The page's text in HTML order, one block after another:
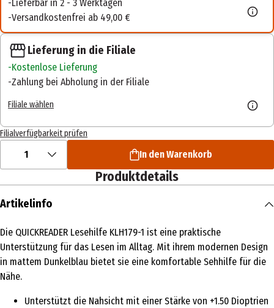
Lieferbar in 2 - 3 Werktagen
Versandkostenfrei ab 49,00 €
Lieferung in die Filiale
Kostenlose Lieferung
Zahlung bei Abholung in der Filiale
Filiale wählen
Filialverfügbarkeit prüfen
1 In den Warenkorb
Produktdetails
Artikelinfo
Die QUICKREADER Lesehilfe KLH179-1 ist eine praktische
Unterstützung für das Lesen im Alltag. Mit ihrem modernen Design
in mattem Dunkelblau bietet sie eine komfortable Sehhilfe für die
Nähe.
Unterstützt die Nahsicht mit einer Stärke von +1.50 Dioptrien